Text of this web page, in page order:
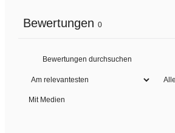
Bewertungen 0
Mit Medien